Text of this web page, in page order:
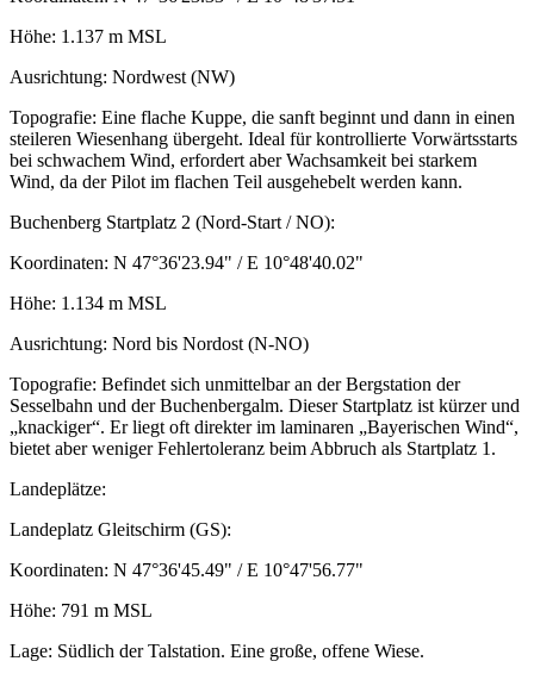
Höhe: 1.137 m MSL
Ausrichtung: Nordwest (NW)
Topografie: Eine flache Kuppe, die sanft beginnt und dann in einen
steileren Wiesenhang übergeht. Ideal für kontrollierte Vorwärtsstarts
bei schwachem Wind, erfordert aber Wachsamkeit bei starkem
Wind, da der Pilot im flachen Teil ausgehebelt werden kann.
Buchenberg Startplatz 2 (Nord-Start / NO):
Koordinaten: N 47°36'23.94" / E 10°48'40.02"
Höhe: 1.134 m MSL
Ausrichtung: Nord bis Nordost (N-NO)
Topografie: Befindet sich unmittelbar an der Bergstation der
Sesselbahn und der Buchenbergalm. Dieser Startplatz ist kürzer und
„knackiger“. Er liegt oft direkter im laminaren „Bayerischen Wind“,
bietet aber weniger Fehlertoleranz beim Abbruch als Startplatz 1.
Landeplätze:
Landeplatz Gleitschirm (GS):
Koordinaten: N 47°36'45.49" / E 10°47'56.77"
Höhe: 791 m MSL
Lage: Südlich der Talstation. Eine große, offene Wiese.